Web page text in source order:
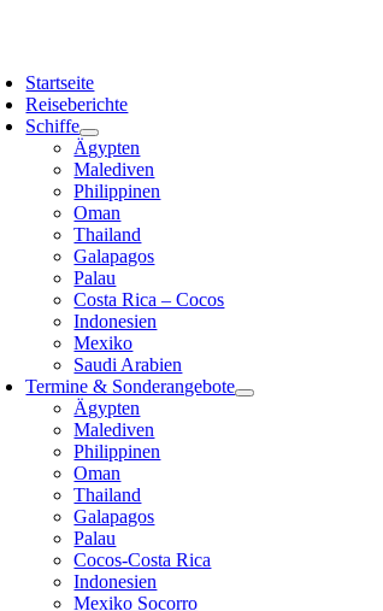
Startseite
Reiseberichte
Schiffe
Ägypten
Malediven
Philippinen
Oman
Thailand
Galapagos
Palau
Costa Rica – Cocos
Indonesien
Mexiko
Saudi Arabien
Termine & Sonderangebote
Ägypten
Malediven
Philippinen
Oman
Thailand
Galapagos
Palau
Cocos-Costa Rica
Indonesien
Mexiko Socorro